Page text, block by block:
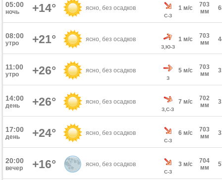
05:00
ночь +14° ясно, без осадков
С-З
1 м/с
703
мм
08:00
утро +21° ясно, без осадков
З,Ю-З
1 м/с
703
мм
11:00
утро +26° ясно, без осадков
З
5 м/с
703
мм
14:00
день +26° ясно, без осадков
З,С-З
7 м/с
702
мм
17:00
день +24° ясно, без осадков
С-З
6 м/с
703
мм
20:00
вечер +16° ясно, без осадков
С-З
3 м/с
704
мм